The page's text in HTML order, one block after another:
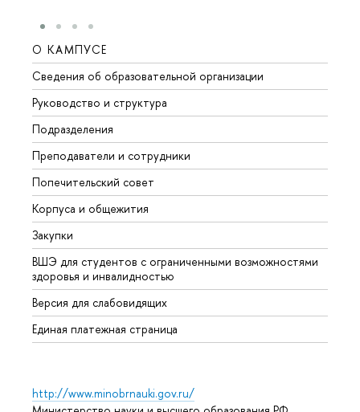
О КАМПУСЕ
Сведения об образовательной организации
Руководство и структура
Подразделения
Преподаватели и сотрудники
Попечительский совет
Корпуса и общежития
Закупки
ВШЭ для студентов с ограниченными возможностями
здоровья и инвалидностью
Версия для слабовидящих
Единая платежная страница
http://www.minobrnauki.gov.ru/